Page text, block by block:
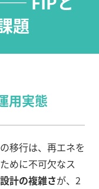
題
用実態
移行は、再エネを
めに不可欠なス
計の複雑さが、2